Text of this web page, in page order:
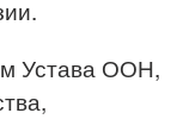
Устава ООН,